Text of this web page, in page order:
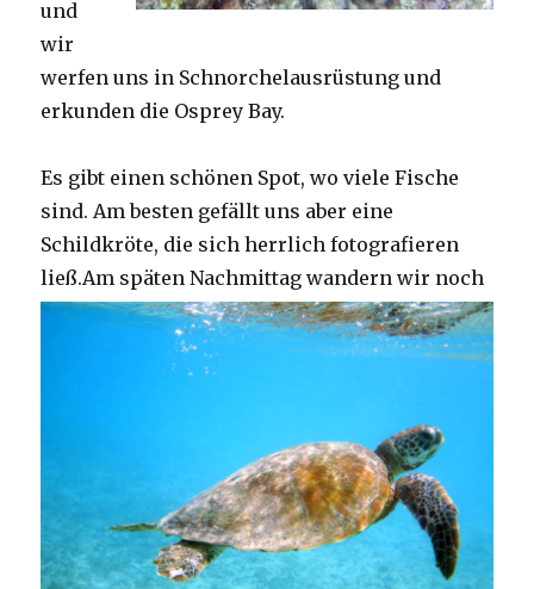
und
wir
werfen uns in Schnorchelausrüstung und
erkunden die Osprey Bay.
Es gibt einen schönen Spot, wo viele Fische
sind. Am besten gefällt uns aber eine
Schildkröte, die sich herrlich fotografieren
ließ.Am späten Nachmittag wandern wir noch